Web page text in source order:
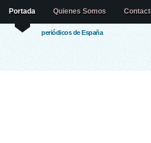
periódicos de España
Portada Quienes Somos